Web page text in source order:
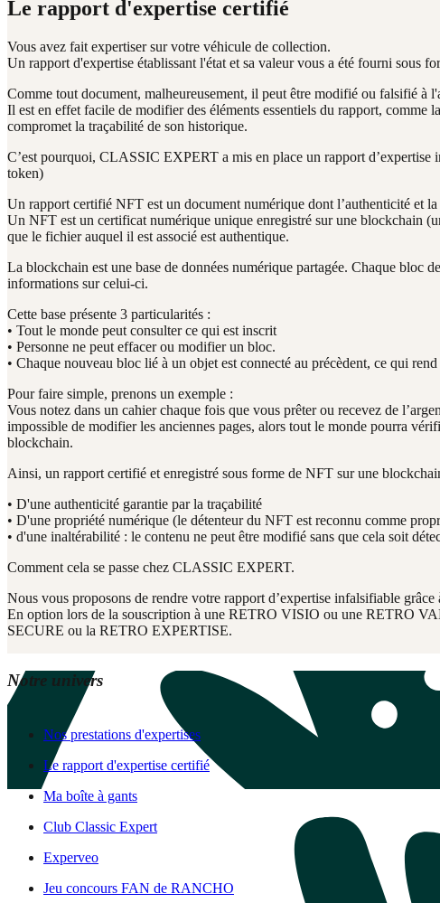
Le rapport d'expertise certifié
Vous avez fait expertiser sur votre véhicule de collection.
Un rapport d'expertise établissant l'état et sa valeur vous a été fourni sous
Comme tout document, malheureusement, il peut être modifié ou falsifié à
Il est en effet facile de modifier des éléments essentiels du rapport, comme
compromet la traçabilité de son historique.
C’est pourquoi, CLASSIC EXPERT a mis en place un rapport d’expertise
token)
Un rapport certifié NFT est un document numérique dont l’authenticité et
Un NFT est un certificat numérique unique enregistré sur une blockchain
que le fichier auquel il est associé est authentique.
La blockchain est une base de données numérique partagée. Chaque bloc
informations sur celui-ci.
Cette base présente 3 particularités :
• Tout le monde peut consulter ce qui est inscrit
• Personne ne peut effacer ou modifier un bloc.
• Chaque nouveau bloc lié à un objet est connecté au précèdent, ce qui
Pour faire simple, prenons un exemple :
Vous notez dans un cahier chaque fois que vous prêter ou recevez de
impossible de modifier les anciennes pages, alors tout le monde pourra
blockchain.
Ainsi, un rapport certifié et enregistré sous forme de NFT sur une
• D'une authenticité garantie par la traçabilité
• D'une propriété numérique (le détenteur du NFT est reconnu comme
• d'une inaltérabilité : le contenu ne peut être modifié sans que cela soit
Comment cela se passe chez CLASSIC EXPERT.
Nous vous proposons de rendre votre rapport d’expertise infalsifiable grâce
En option lors de la souscription à une RETRO VISIO ou une RETRO
SECURE ou la RETRO EXPERTISE.
Notre univers
Nos prestations d'expertises
Le rapport d'expertise certifié
Ma boîte à gants
Club Classic Expert
Experveo
Jeu concours FAN de RANCHO